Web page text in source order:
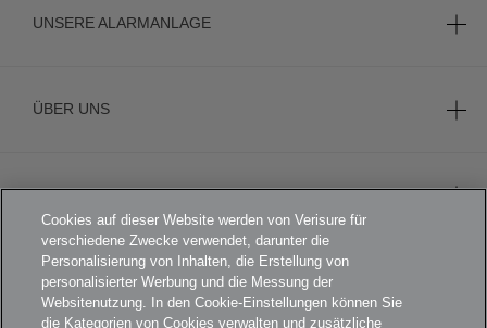
UNSERE ALARMANLAGE
ÜBER UNS
KARRIERE
FOOTER AGB
Cookies auf dieser Website werden von Verisure für
verschiedene Zwecke verwendet, darunter die
Personalisierung von Inhalten, die Erstellung von
personalisierter Werbung und die Messung der
Websitenutzung. In den Cookie-Einstellungen können Sie
die Kategorien von Cookies verwalten und zusätzliche